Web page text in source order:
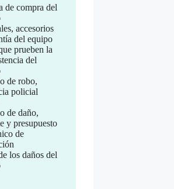
de compra del
accesorios
del equipo
prueben la
del
de robo,
policial
de daño,
y presupuesto
de
los daños del